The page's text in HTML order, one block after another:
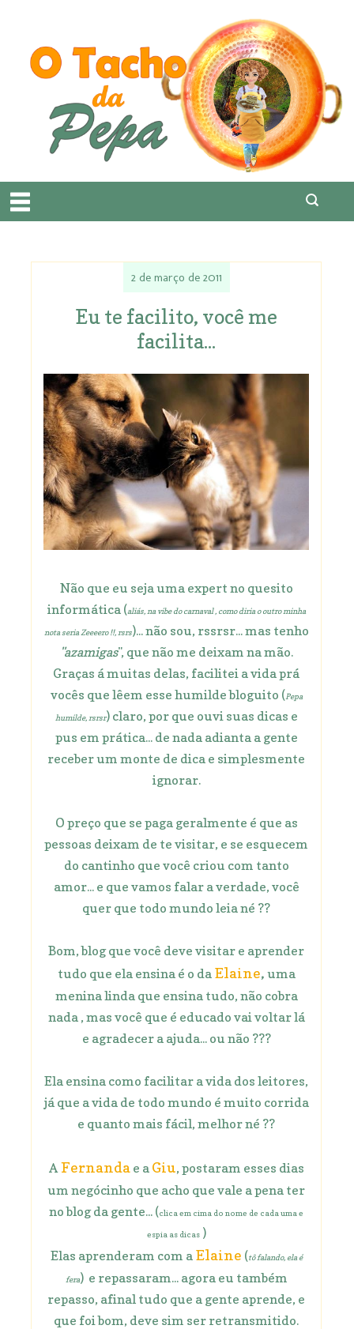
2 de março de 2011
Eu te facilito, você me
facilita...
Não que eu seja uma expert no quesito
informática (aliás, na vibe do carnaval , como diria o outro minha
nota seria Zeeeero !!, rsrs)... não sou, rssrsr... mas tenho
"azamigas", que não me deixam na mão.
Graças á muitas delas, facilitei a vida prá
vocês que lêem esse humilde bloguito (Pepa
humilde, rsrsr) claro, por que ouvi suas dicas e
pus em prática... de nada adianta a gente
receber um monte de dica e simplesmente
ignorar.
O preço que se paga geralmente é que as
pessoas deixam de te visitar, e se esquecem
do cantinho que você criou com tanto
amor... e que vamos falar a verdade, você
quer que todo mundo leia né ??
Bom, blog que você deve visitar e aprender
tudo que ela ensina é o daElaine, uma
menina linda que ensina tudo, não cobra
nada , mas você que é educado vai voltar lá
e agradecer a ajuda... ou não ???
Ela ensina como facilitar a vida dos leitores,
já que a vida de todo mundo é muito corrida
e quanto mais fácil, melhor né ??
AFernandae a Giu, postaram esses dias
um negócinho que acho que vale a pena ter
no blog da gente... (clica em cima do nome de cada uma e
espia as dicas)
Elas aprenderam com a Elaine (tô falando, ela é
fera) e repassaram... agora eu também
repasso, afinal tudo que a gente aprende, e
que foi bom, deve sim ser retransmitido.